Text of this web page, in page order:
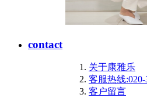
contact
关于康雅乐
客服热线:020-
客户留言